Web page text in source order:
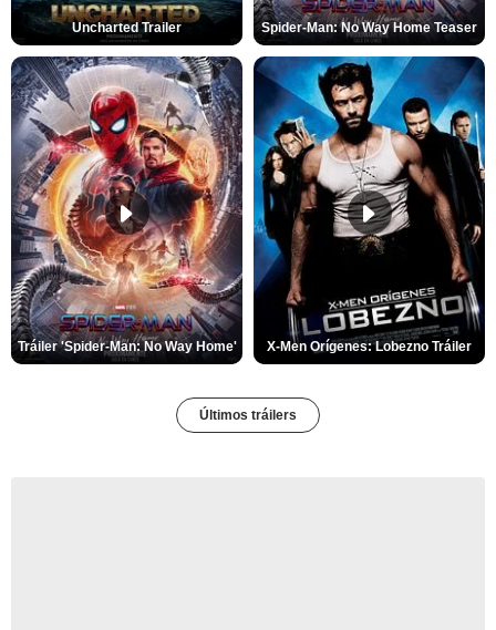
Uncharted Trailer Spider-Man: No Way Home Teaser
Tráiler 'Spider-Man: No Way Home' X-Men Orígenes: Lobezno Tráiler
Últimos tráilers